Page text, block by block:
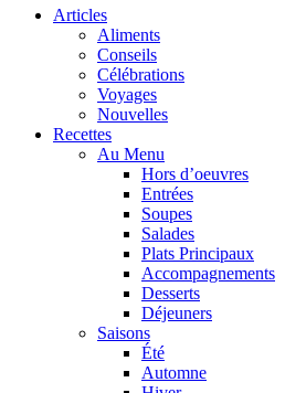
Articles
Aliments
Conseils
Célébrations
Voyages
Nouvelles
Recettes
Au Menu
Hors d’oeuvres
Entrées
Soupes
Salades
Plats Principaux
Accompagnements
Desserts
Déjeuners
Saisons
Été
Automne